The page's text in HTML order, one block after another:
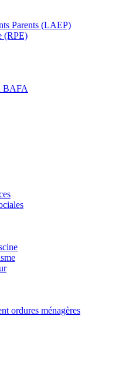
Parents (LAEP)
(RPE)
BAFA
ordures ménagères